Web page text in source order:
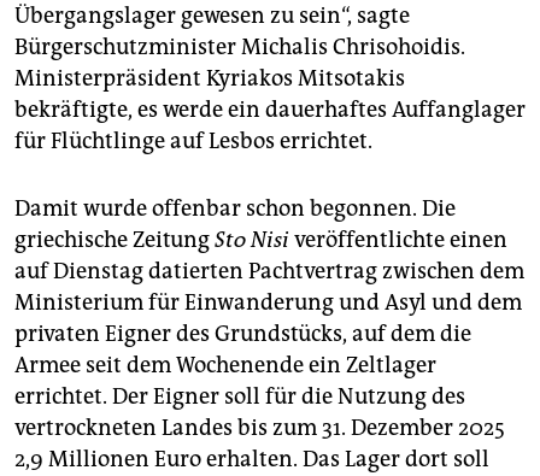
Übergangslager gewesen zu sein“, sagte
Bürgerschutzminister Michalis Chrisohoidis.
Ministerpräsident Kyriakos Mitsotakis
bekräftigte, es werde ein dauerhaftes Auffanglager
für Flüchtlinge auf Lesbos errichtet.
Damit wurde offenbar schon begonnen. Die
griechische ZeitungSto Nisi veröffentlichte einen
auf Dienstag datierten Pachtvertrag zwischen dem
Ministerium für Einwanderung und Asyl und dem
privaten Eigner des Grundstücks, auf dem die
Armee seit dem Wochenende ein Zeltlager
errichtet. Der Eigner soll für die Nutzung des
vertrockneten Landes bis zum 31. Dezember 2025
2,9 Millionen Euro erhalten. Das Lager dort soll